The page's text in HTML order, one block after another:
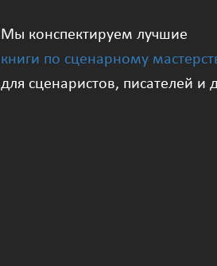
Мы конспектируем лучшие
книги по сценарному
для сценаристов, писателей и